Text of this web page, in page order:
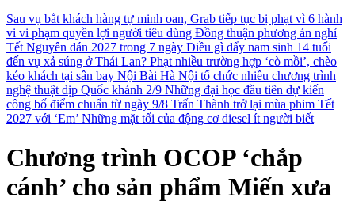
Sau vụ bắt khách hàng tự minh oan, Grab tiếp tục bị phạt vì 6 hành
vi vi phạm quyền lợi người tiêu dùng Đồng thuận phương án nghỉ
Tết Nguyên đán 2027 trong 7 ngày Điều gì đẩy nam sinh 14 tuổi
đến vụ xả súng ở Thái Lan? Phạt nhiều trường hợp ‘cò mồi’, chèo
kéo khách tại sân bay Nội Bài Hà Nội tổ chức nhiều chương trình
nghệ thuật dịp Quốc khánh 2/9 Những đại học đầu tiên dự kiến
công bố điểm chuẩn từ ngày 9/8 Trấn Thành trở lại mùa phim Tết
2027 với ‘Em’ Những mặt tối của động cơ diesel ít người biết
Chương trình OCOP ‘chắp
cánh’ cho sản phẩm Miến xưa